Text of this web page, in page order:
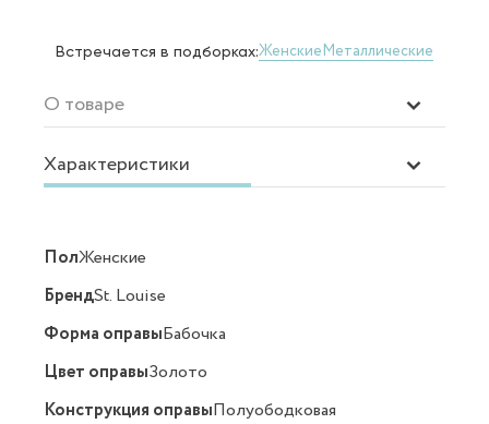
Встречается в подборках:ЖенскиеМеталлические
О товаре
Характеристики
ПолЖенские
БрендSt. Louise
Форма оправыБабочка
Цвет оправыЗолото
Конструкция оправыПолуободковая